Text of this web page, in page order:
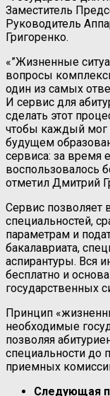
Заместитель
Руководитель
Григоренко.
«”Жизненные
вопросы
один из самых
И сервис для
сделать этот
чтобы каждый мог
будущем
сервиса: за время
воспользовалось
отметил Дмитрий
Сервис позволяет
специальностей,
параметрам и
бакалавриата,
аспирантуры. Вся
бесплатно и
государственных
Принцип
необходимые
позволяя
специальности до
приемных
Следующая